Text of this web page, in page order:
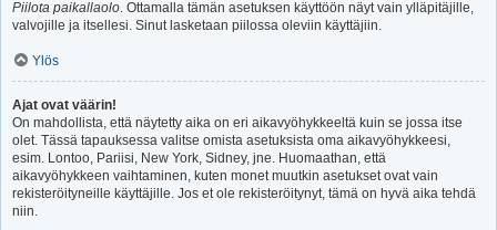
Piilota paikallaolo. Ottamalla tämän asetuksen käyttöön näyt vain ylläpitäjille,
valvojille ja itsellesi. Sinut lasketaan piilossa oleviin käyttäjiin.
Ylös
Ajat ovat väärin!
On mahdollista, että näytetty aika on eri aikavyöhykkeeltä kuin se jossa itse
olet. Tässä tapauksessa valitse omista asetuksista oma aikavyöhykkeesi,
esim. Lontoo, Pariisi, New York, Sidney, jne. Huomaathan, että
aikavyöhykkeen vaihtaminen, kuten monet muutkin asetukset ovat vain
rekisteröityneille käyttäjille. Jos et ole rekisteröitynyt, tämä on hyvä aika tehdä
niin.